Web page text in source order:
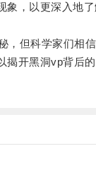
象，以更深入地
但科学家们相信
揭开黑洞vp背后